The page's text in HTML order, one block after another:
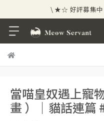
\ ★☆ 好評募集
⟡⣠𝘄𝗲𝗹𝗰𝗼𝗺𝗲 ⁘ 新會
\ ★☆ 好評募集
當喵皇奴遇上寵
畫 ）｜貓話連篇